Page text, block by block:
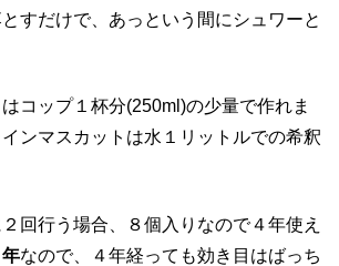
すだけで、あっという間にシュワーと
コップ１杯分(250ml)の少量で作れま
ンマスカットは水１リットルでの希釈
回行う場合、８個入りなので４年使え
なので、４年経っても効き目はばっち